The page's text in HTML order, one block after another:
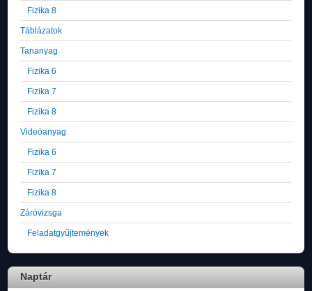
Fizika 8
Táblázatok
Tananyag
Fizika 6
Fizika 7
Fizika 8
Videóanyag
Fizika 6
Fizika 7
Fizika 8
Záróvizsga
Feladatgyűjtemények
Naptár